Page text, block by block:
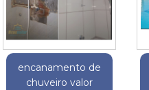
encanamento de
chuveiro valor